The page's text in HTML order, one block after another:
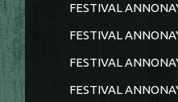
FESTIVAL
FESTIVAL
FESTIVAL
FESTIVAL